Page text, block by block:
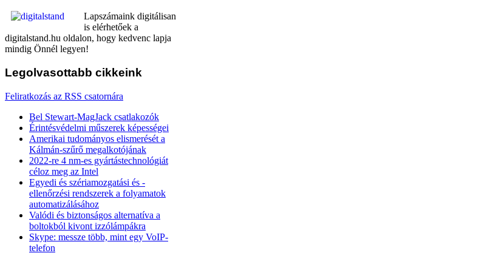
Lapszámaink digitálisan
is elérhetőek a
digitalstand.hu oldalon, hogy kedvenc lapja
mindig Önnél legyen!
Legolvasottabb cikkeink
Feliratkozás az RSS csatornára
Bel Stewart-MagJack csatlakozók
Érintésvédelmi műszerek képességei
Amerikai tudományos elismerését a
Kálmán-szűrő megalkotójának
2022-re 4 nm-es gyártástechnológiát
céloz meg az Intel
Egyedi és szériamozgatási és -
ellenőrzési rendszerek a folyamatok
automatizálásához
Valódi és biztonságos alternatíva a
boltokból kivont izzólámpákra
Skype: messze több, mint egy VoIP-
telefon